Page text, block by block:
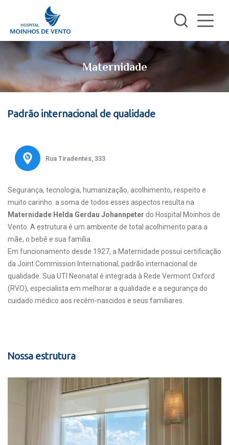
Maternidade
Padrão internacional de qualidade
Rua Tiradentes, 333
Segurança, tecnologia, humanização, acolhimento, respeito e
muito carinho: a soma de todos esses aspectos resulta na
Maternidade Helda Gerdau Johannpeter do Hospital Moinhos de
Vento. A estrutura é um ambiente de total acolhimento para a
mãe, o bebê e sua família.
Em funcionamento desde 1927, a Maternidade possui certificação
da Joint Commission International, padrão internacional de
qualidade. Sua UTI Neonatal é integrada à Rede Vermont Oxford
(RVO), especialista em melhorar a qualidade e a segurança do
cuidado médico aos recém-nascidos e seus familiares.
Nossa estrutura